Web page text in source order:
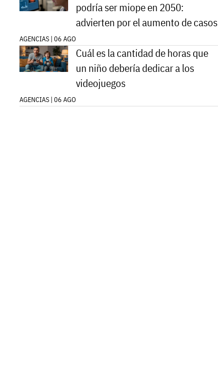
podría ser miope en 2050:
advierten por el aumento de casos
AGENCIAS | 06 AGO
Cuál es la cantidad de horas que
un niño debería dedicar a los
videojuegos
AGENCIAS | 06 AGO